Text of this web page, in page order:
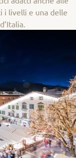
i livelli e una delle